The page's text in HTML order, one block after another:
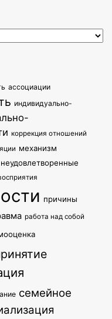
ассоциации
индивидуально-
коррекция отношений
механизм
неудовлетворенные
причины
работа над собой
семейное